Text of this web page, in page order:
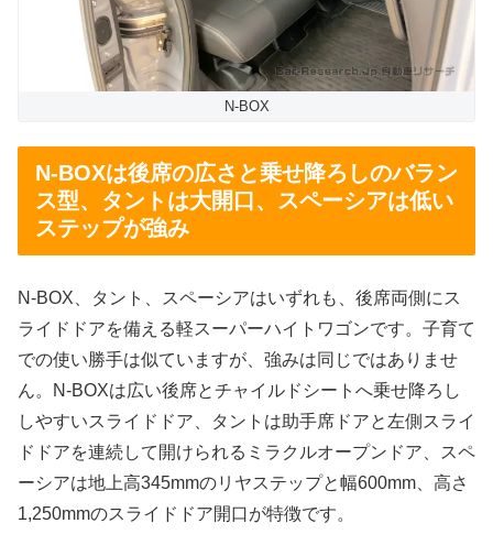
N-BOX
N-BOXは後席の広さと乗せ降ろしのバラン
ス型、タントは大開口、スペーシアは低い
ステップが強み
N-BOX、タント、スペーシアはいずれも、後席両側にス
ライドドアを備える軽スーパーハイトワゴンです。子育て
での使い勝手は似ていますが、強みは同じではありませ
ん。N-BOXは広い後席とチャイルドシートへ乗せ降ろし
しやすいスライドドア、タントは助手席ドアと左側スライ
ドドアを連続して開けられるミラクルオープンドア、スペ
ーシアは地上高345mmのリヤステップと幅600mm、高さ
1,250mmのスライドドア開口が特徴です。